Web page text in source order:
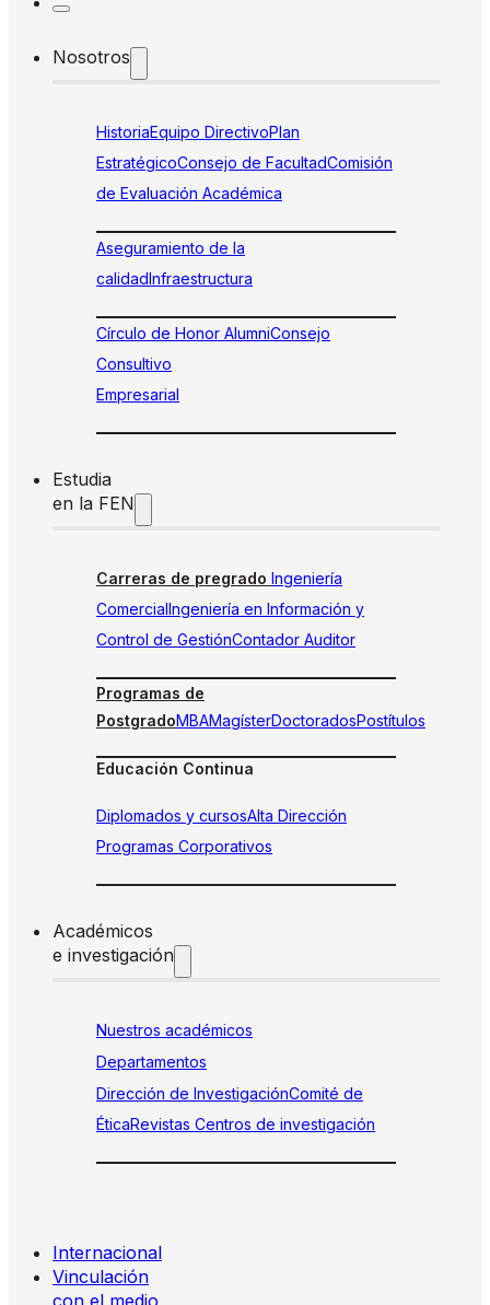
Nosotros
HistoriaEquipo DirectivoPlan
EstratégicoConsejo de FacultadComisión
de Evaluación Académica
Aseguramiento de la
calidadInfraestructura
Círculo de Honor AlumniConsejo
Consultivo
Empresarial
Estudia
en la FEN
Carreras de pregrado Ingeniería
ComercialIngeniería en Información y
Control de GestiónContador Auditor
Programas de
PostgradoMBAMagísterDoctoradosPostítulos
Educación Continua
Diplomados y cursosAlta Dirección
Programas Corporativos
Académicos
e investigación
Nuestros académicos
Departamentos
Dirección de InvestigaciónComité de
ÉticaRevistas Centros de investigación
Internacional
Vinculación
con el medio